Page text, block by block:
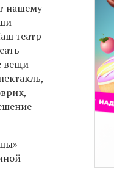
нашему
театр
вещи